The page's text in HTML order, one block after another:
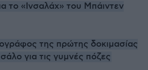
το «Ινσαλάχ» του Μπάιντεν
της πρώτης δοκιμασίας
για τις γυμνές πόζες